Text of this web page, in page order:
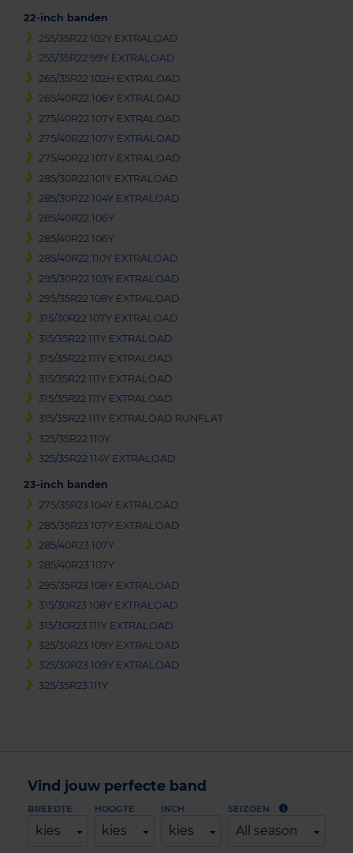
22-inch banden
255/35R22 102Y EXTRALOAD
255/35R22 99Y EXTRALOAD
265/35R22 102H EXTRALOAD
265/40R22 106Y EXTRALOAD
275/40R22 107Y EXTRALOAD
275/40R22 107Y EXTRALOAD
275/40R22 107Y EXTRALOAD
285/30R22 101Y EXTRALOAD
285/30R22 104Y EXTRALOAD
285/40R22 106Y
285/40R22 106Y
285/40R22 110Y EXTRALOAD
295/30R22 103Y EXTRALOAD
295/35R22 108Y EXTRALOAD
315/30R22 107Y EXTRALOAD
315/35R22 111Y EXTRALOAD
315/35R22 111Y EXTRALOAD
315/35R22 111Y EXTRALOAD
315/35R22 111Y EXTRALOAD
315/35R22 111Y EXTRALOAD RUNFLAT
325/35R22 110Y
325/35R22 114Y EXTRALOAD
23-inch banden
275/35R23 104Y EXTRALOAD
285/35R23 107Y EXTRALOAD
285/40R23 107Y
285/40R23 107Y
295/35R23 108Y EXTRALOAD
315/30R23 108Y EXTRALOAD
315/30R23 111Y EXTRALOAD
325/30R23 109Y EXTRALOAD
325/30R23 109Y EXTRALOAD
325/35R23 111Y
Vind jouw perfecte band
BREEDTE
kies
HOOGTE
kies
INCH
kies
SEIZOEN
All season